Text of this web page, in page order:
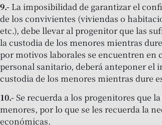
9.- La imposibilidad de garantizar el
de los convivientes (viviendas o
etc.), debe llevar al progenitor que las
la custodia de los menores mientras
por motivos laborales se encuentren en
personal sanitario, deberá anteponer el
custodia de los menores mientras dure
10.-Se recuerda a los progenitores que
menores, por lo que se les recuerda la
económicas.